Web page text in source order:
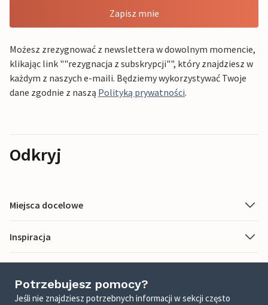
Zapisz mnie
Możesz zrezygnować z newslettera w dowolnym momencie,
klikając link ""rezygnacja z subskrypcji"", który znajdziesz w
każdym z naszych e-maili. Będziemy wykorzystywać Twoje
dane zgodnie z naszą Polityką prywatności.
Odkryj
Miejsca docelowe
Inspiracja
Potrzebujesz pomocy?
Jeśli nie znajdziesz potrzebnych informacji w sekcji często